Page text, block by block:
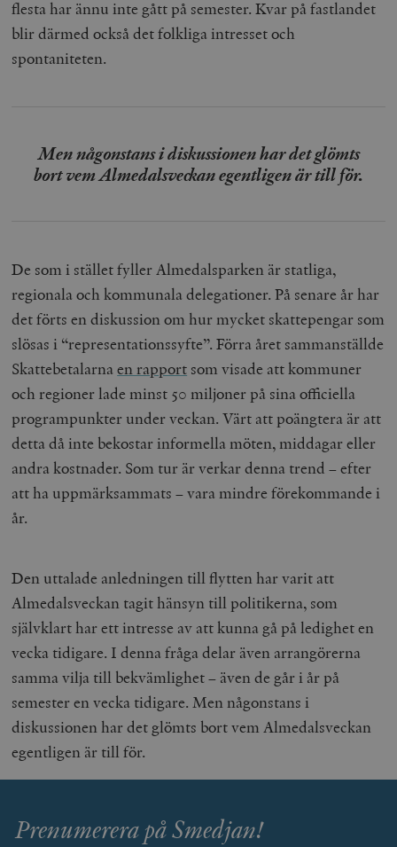
flesta har ännu inte gått på semester. Kvar på fastlandet
blir därmed också det folkliga intresset och
spontaniteten.
Men någonstans i diskussionen har det glömts
bort vem Almedalsveckan egentligen är till för.
De som i stället fyller Almedalsparken är statliga,
regionala och kommunala delegationer. På senare år har
det förts en diskussion om hur mycket skattepengar som
slösas i “representationssyfte”. Förra året sammanställde
Skattebetalarnaen rapport som visade att kommuner
och regioner lade minst 50 miljoner på sina officiella
programpunkter under veckan. Värt att poängtera är att
detta då inte bekostar informella möten, middagar eller
andra kostnader. Som tur är verkar denna trend – efter
att ha uppmärksammats – vara mindre förekommande i
år.
Den uttalade anledningen till flytten har varit att
Almedalsveckan tagit hänsyn till politikerna, som
självklart har ett intresse av att kunna gå på ledighet en
vecka tidigare. I denna fråga delar även arrangörerna
samma vilja till bekvämlighet – även de går i år på
semester en vecka tidigare. Men någonstans i
diskussionen har det glömts bort vem Almedalsveckan
egentligen är till för.
Prenumerera på Smedjan!